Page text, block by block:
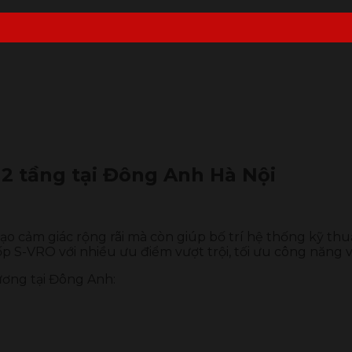
tầng tại Đông Anh Hà Nội
cảm giác rộng rãi mà còn giúp bố trí hệ thống kỹ
S-VRO với nhiều ưu điểm vượt trội, tối ưu công năng
tại Đông Anh: